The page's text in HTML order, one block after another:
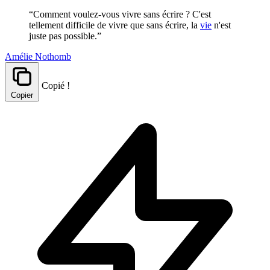
“Comment voulez-vous vivre sans écrire ? C'est
tellement difficile de vivre que sans écrire, la vie n'est
juste pas possible.”
Amélie Nothomb
Copier
Copié !